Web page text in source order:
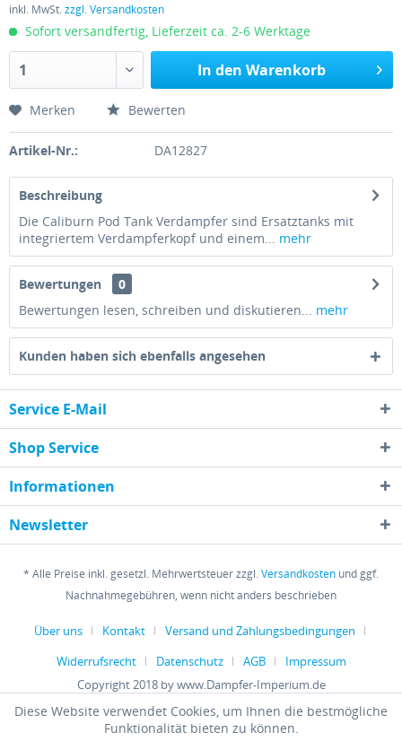
inkl. MwSt.zzgl. Versandkosten
Sofort versandfertig, Lieferzeit ca. 2-6 Werktage
In den Warenkorb
Merken Bewerten
Artikel-Nr.: DA12827
Beschreibung
Die Caliburn Pod Tank Verdampfer sind Ersatztanks mit
integriertem Verdampferkopf und einem... mehr
Bewertungen
0
Bewertungen lesen, schreiben und diskutieren... mehr
Kunden haben sich ebenfalls angesehen
Service E-Mail
Shop Service
Informationen
Newsletter
* Alle Preise inkl. gesetzl. Mehrwertsteuer zzgl.Versandkosten und ggf.
Nachnahmegebühren, wenn nicht anders beschrieben
Über uns Kontakt
Versand und Zahlungsbedingungen
Widerrufsrecht
Datenschutz AGB
Impressum
Copyright 2018 by www.Dampfer-Imperium.de
Diese Website verwendet Cookies, um Ihnen die bestmögliche
Funktionalität bieten zu können.